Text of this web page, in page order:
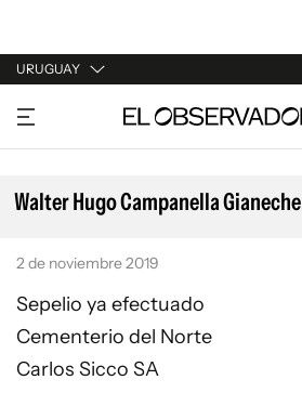
URUGUAY
URUGUAY
ARGENTINA
ESPAÑA
Walter Hugo Campanella Gianeche
2 de noviembre 2019
Sepelio ya efectuado
Cementerio del Norte
Carlos Sicco SA